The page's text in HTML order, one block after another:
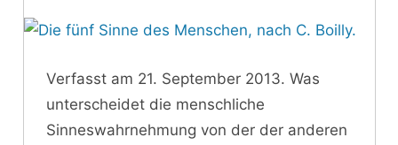
Verfasst am 21. September 2013. Was
unterscheidet die menschliche
Sinneswahrnehmung von der der anderen